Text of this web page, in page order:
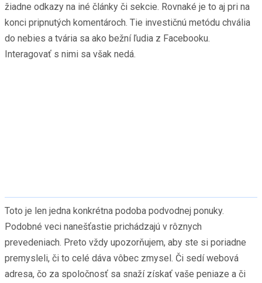
žiadne odkazy na iné články či sekcie. Rovnaké je to aj pri na
konci pripnutých komentároch. Tie investičnú metódu chvália
do nebies a tvária sa ako bežní ľudia z Facebooku.
Interagovať s nimi sa však nedá.
Toto je len jedna konkrétna podoba podvodnej ponuky.
Podobné veci nanešťastie prichádzajú v rôznych
prevedeniach. Preto vždy upozorňujem, aby ste si poriadne
premysleli, či to celé dáva vôbec zmysel. Či sedí webová
adresa, čo za spoločnosť sa snaží získať vaše peniaze a či